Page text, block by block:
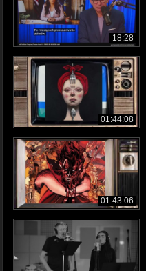
18:28
01:44:08
01:43:06